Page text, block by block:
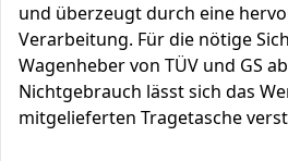
und überzeugt durch eine
Verarbeitung. Für die nötige
Wagenheber von TÜV und GS
Nichtgebrauch lässt sich das
mitgelieferten Tragetasche